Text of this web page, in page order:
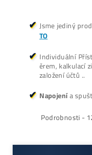
Garance
Možnost
Jsme